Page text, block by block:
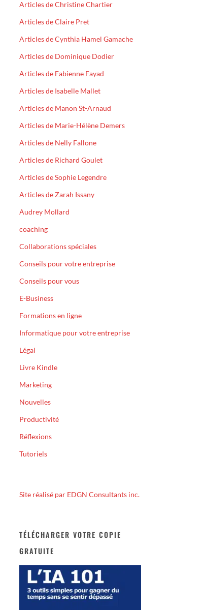
Articles de Christine Chartier
Articles de Claire Pret
Articles de Cynthia Hamel Gamache
Articles de Dominique Dodier
Articles de Fabienne Fayad
Articles de Isabelle Mallet
Articles de Manon St-Arnaud
Articles de Marie-Hélène Demers
Articles de Nelly Fallone
Articles de Richard Goulet
Articles de Sophie Legendre
Articles de Zarah Issany
Audrey Mollard
coaching
Collaborations spéciales
Conseils pour votre entreprise
Conseils pour vous
E-Business
Formations en ligne
Informatique pour votre entreprise
Légal
Livre Kindle
Marketing
Nouvelles
Productivité
Réflexions
Tutoriels
Site réalisé par EDGN Consultants inc.
TÉLÉCHARGER VOTRE COPIE
GRATUITE